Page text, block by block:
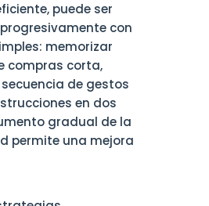
puede ser
con
memorizar
compras corta,
de gestos
en dos
gradual de la
permite una mejora